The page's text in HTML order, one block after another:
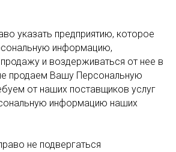
указать предприятию, которое
информацию,
и воздерживаться от нее в
продаем Вашу Персональную
от наших поставщиков услуг
информацию наших
не подвергаться